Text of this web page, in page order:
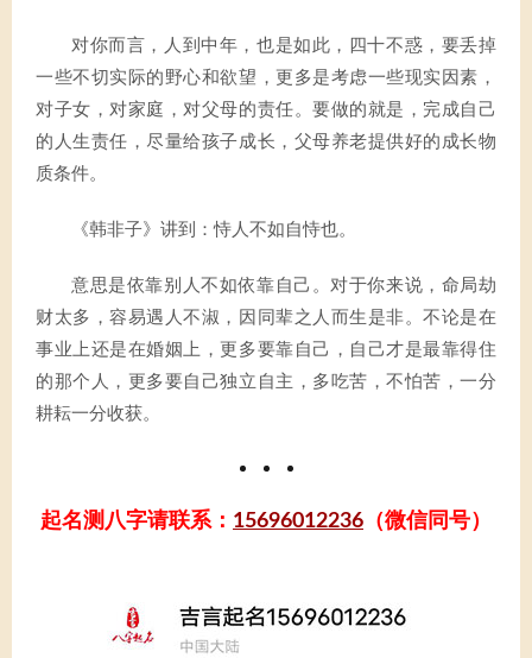
对你而言，人到中年，也是如此，四十不惑，要丢掉
一些不切实际的野心和欲望，更多是考虑一些现实因素，
对子女，对家庭，对父母的责任。要做的就是，完成自己
的人生责任，尽量给孩子成长，父母养老提供好的成长物
质条件。
《韩非子》讲到：恃人不如自恃也。
意思是依靠别人不如依靠自己。对于你来说，命局劫
财太多，容易遇人不淑，因同辈之人而生是非。不论是在
事业上还是在婚姻上，更多要靠自己，自己才是最靠得住
的那个人，更多要自己独立自主，多吃苦，不怕苦，一分
耕耘一分收获。
起名测八字请联系： 15696012236 （微信同号）